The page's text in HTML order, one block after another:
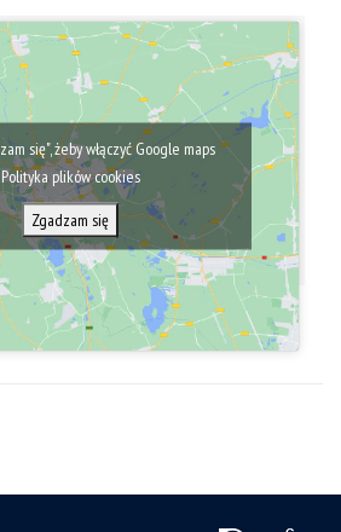
się", żeby włączyć Google maps
Polityka plików cookies
Zgadzam się